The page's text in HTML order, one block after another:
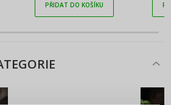
PŘIDAT DO KOŠÍKU